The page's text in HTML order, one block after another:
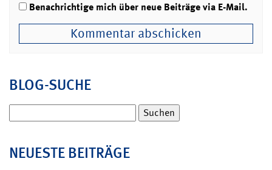
Benachrichtige mich über neue Beiträge via E-Mail.
BLOG-SUCHE
nach:
NEUESTE BEITRÄGE